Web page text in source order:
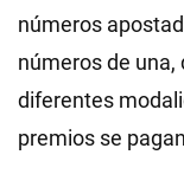
números
números de una,
diferentes
premios se